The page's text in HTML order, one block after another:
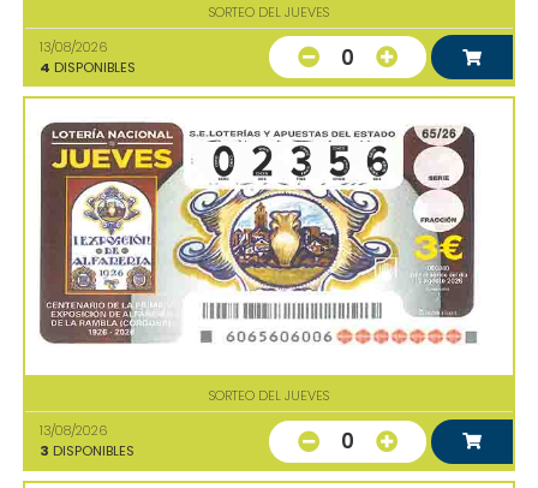
SORTEO DEL JUEVES
13/08/2026
4 DISPONIBLES 0
SORTEO DEL JUEVES
13/08/2026
3 DISPONIBLES 0